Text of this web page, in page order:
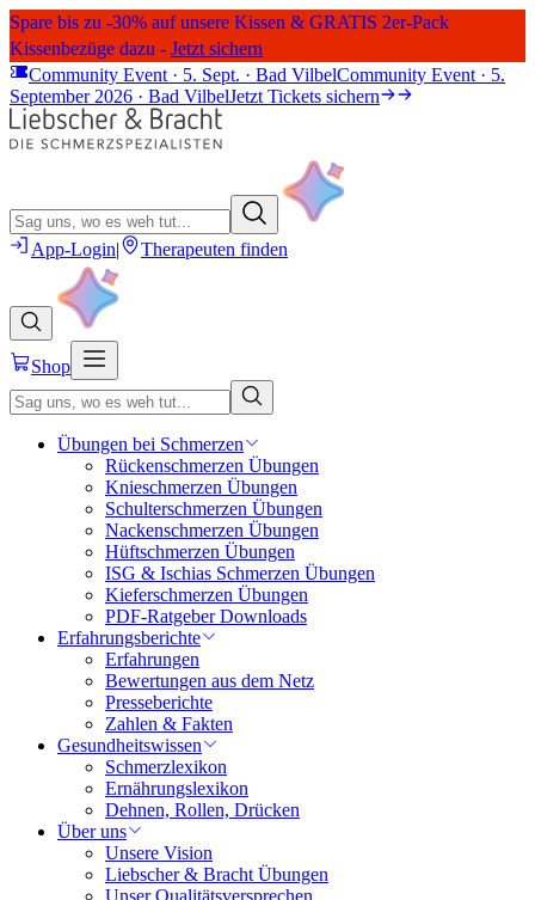
Spare bis zu -30% auf unsere Kissen & GRATIS 2er-Pack
Kissenbezüge dazu - Jetzt sichern
Community Event · 5. Sept. · Bad VilbelCommunity Event · 5.
September 2026 · Bad VilbelJetzt Tickets sichern
App-Login| Therapeuten finden
Shop
Übungen bei Schmerzen
Rückenschmerzen Übungen
Knieschmerzen Übungen
Schulterschmerzen Übungen
Nackenschmerzen Übungen
Hüftschmerzen Übungen
ISG & Ischias Schmerzen Übungen
Kieferschmerzen Übungen
PDF-Ratgeber Downloads
Erfahrungsberichte
Erfahrungen
Bewertungen aus dem Netz
Presseberichte
Zahlen & Fakten
Gesundheitswissen
Schmerzlexikon
Ernährungslexikon
Dehnen, Rollen, Drücken
Über uns
Unsere Vision
Liebscher & Bracht Übungen
Unser Qualitätsversprechen